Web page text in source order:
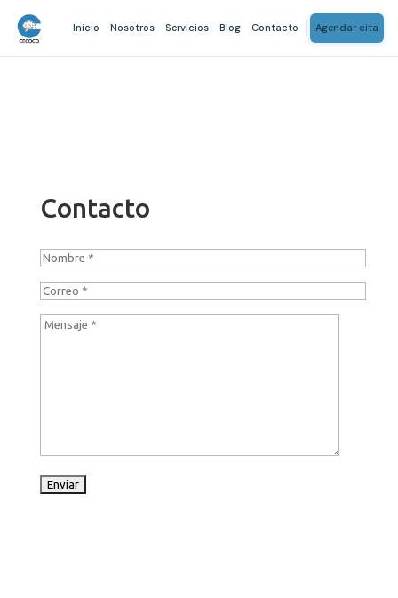
Inicio Nosotros Servicios Blog Contacto Agendar cita
Contacto